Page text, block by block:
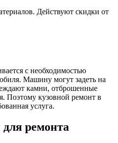
Действуют скидки от
с необходимостью
Машину могут задеть на
камни, отброшенные
Поэтому кузовной ремонт в
услуга.
ремонта